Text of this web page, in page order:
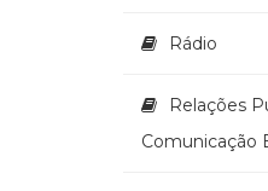
Rádio
Relações
Comunicação